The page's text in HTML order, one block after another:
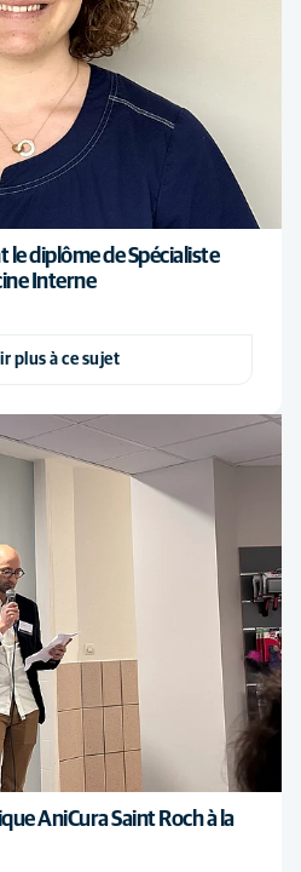
le diplôme de Spécialiste
Interne
plus à ce sujet
AniCura Saint Roch à la